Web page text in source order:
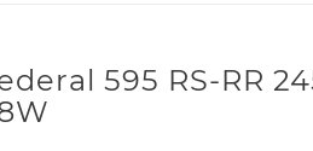
595 RS-RR